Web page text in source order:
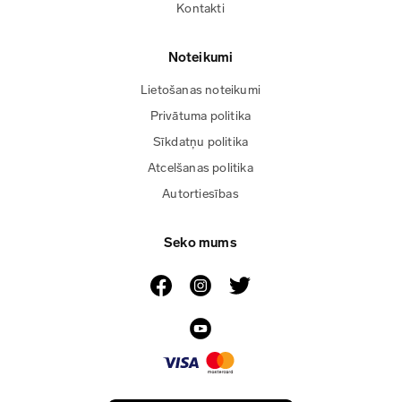
Kontakti
Noteikumi
Lietošanas noteikumi
Privātuma politika
Sīkdatņu politika
Atcelšanas politika
Autortiesības
Seko mums